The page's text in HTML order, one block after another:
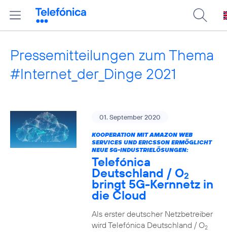
Pressemitteilungen zum Thema
#Internet_der_Dinge 2021
01. September 2020
KOOPERATION MIT AMAZON WEB
SERVICES UND ERICSSON ERMÖGLICHT
NEUE 5G-INDUSTRIELÖSUNGEN:
Telefónica
Deutschland / O2
bringt 5G-Kernnetz in
die Cloud
Als erster deutscher Netzbetreiber
wird Telefónica Deutschland / O2